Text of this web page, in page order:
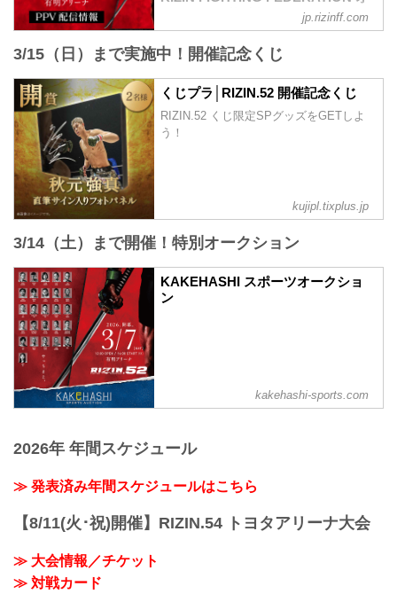
東京有明アリーナ(TOKYO ARIAKE
ARENA INC.)のオフィシャルサイトで
す。東京の文化とグローバルなエンタテ
TOKYOベイエリアへ。...
RIZIN MMAルール：5分3R（71.0kg）
ルイス・グスタボ vs. 桜庭大世
第10試合／高木凌 vs. 木村柊也
RIZIN MMAルール：5分3R（66.0kg）
高木凌 vs. 木村柊也
第9試合／ビクター・コレスニック vs. 武
田光司
RIZIN MMAルール：5分 3R（71...
（金）12時よりRIZIN 100 CLUB、RIZIN
ートしたぞ！（※スカパー！は2/17(火)販
売開始）
お得なPPV前売りチケットは、大会前日
の3月6日（金）23:59まで販売！
全試合リアルタイムで視聴しよう！
PPV販売スケジュール一覧
配信日時 料金 配信媒体 アーカ...
jp.rizinff.com
3/15（日）まで実施中！開催記念くじ
くじプラ│RIZIN.52 開催記念くじ
RIZIN.52 くじ限定SPグッズをGETしよ
う！
kujipl.tixplus.jp
3/14（土）まで開催！特別オークション
KAKEHASHI スポーツオークショ
ン
kakehashi-sports.com
2026年 年間スケジュール
≫ 発表済み年間スケジュールはこちら
【8/11(火･祝)開催】RIZIN.54 トヨタアリーナ大会
≫ 大会情報／チケット
≫ 対戦カード